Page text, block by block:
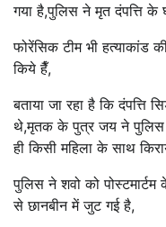
गया है,पुलिस ने मृत दंपत्ति के
फोरेंसिक टीम भी हत्याकांड
किये हैँ,
बताया जा रहा है कि
थे,मृतक के पुत्र जय ने पुलिस
ही किसी महिला के साथ
पुलिस ने शवो को
से छानबीन में जुट गई है,